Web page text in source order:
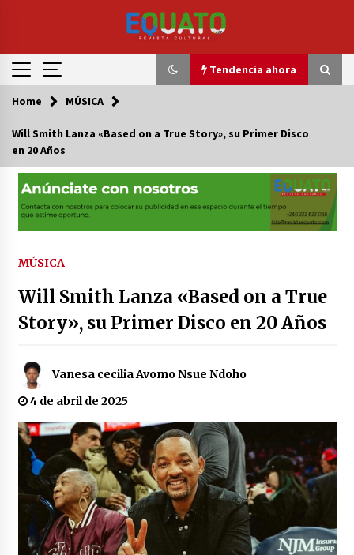
Tendencia ahora
Tendencia ahora
Artesanal
15 de septiembre de 2024
Senegal logra impedir la venta de la biblioteca
El artista Narkelly Pana pretende revivir a
Jamin Dog con una colaboración que sale el
viernes
Aterriza en Malabo el presidente de la
Edición del Festival SICA
13 de noviembre de 2025
Aline Quezza, la estrella italiana llega a Malabo
para un concierto inolvidable
31 de enero de 2025
El artista Burna Boy lanza una academia de
fútbol
Home MÚSICA
Will Smith Lanza «Based on a True Story», su Primer Disco
en 20 Años
MÚSICA
Will Smith Lanza «Based on a True
Story», su Primer Disco en 20 Años
Vanesa cecilia Avomo Nsue Ndoho
4 de abril de 2025